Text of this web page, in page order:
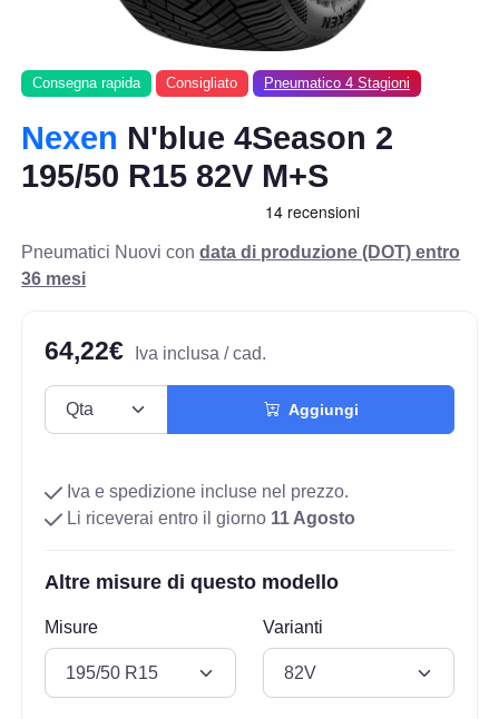
Consegna rapida Consigliato Pneumatico 4 Stagioni
Nexen N'blue 4Season 2
195/50 R15 82V M+S
Pneumatici Nuovi condata di produzione (DOT) entro
36 mesi
64,22€ Iva inclusa / cad.
Aggiungi
Iva e spedizione incluse nel prezzo.
Li riceverai entro il giorno 11 Agosto
Altre misure di questo modello
Misure Varianti